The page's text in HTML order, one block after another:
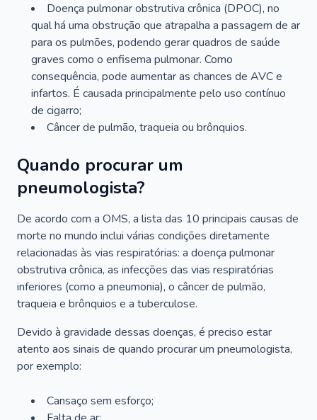
Doença pulmonar obstrutiva crônica (DPOC), no
qual há uma obstrução que atrapalha a passagem de ar
para os pulmões, podendo gerar quadros de saúde
graves como o enfisema pulmonar. Como
consequência, pode aumentar as chances de AVC e
infartos. É causada principalmente pelo uso contínuo
de cigarro;
Câncer de pulmão, traqueia ou brônquios.
Quando procurar um
pneumologista?
De acordo com a OMS, a lista das 10 principais causas de
morte no mundo inclui várias condições diretamente
relacionadas às vias respiratórias: a doença pulmonar
obstrutiva crônica, as infecções das vias respiratórias
inferiores (como a pneumonia), o câncer de pulmão,
traqueia e brônquios e a tuberculose.
Devido à gravidade dessas doenças, é preciso estar
atento aos sinais de quando procurar um pneumologista,
por exemplo:
Cansaço sem esforço;